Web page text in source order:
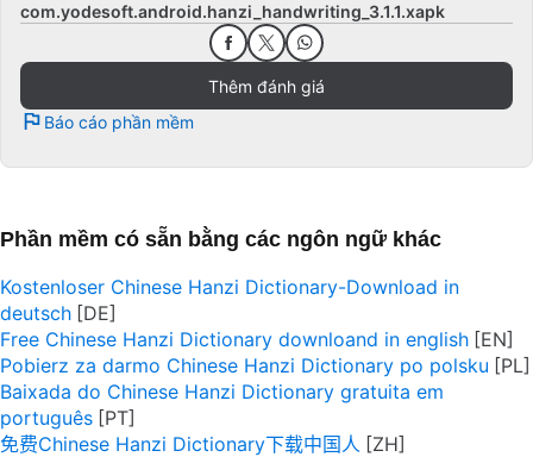
com.yodesoft.android.hanzi_handwriting_3.1.1.xapk
Thêm đánh giá
Báo cáo phần mềm
Phần mềm có sẵn bằng các ngôn ngữ khác
Kostenloser Chinese Hanzi Dictionary-Download in
deutsch
Free Chinese Hanzi Dictionary downloand in english
Pobierz za darmo Chinese Hanzi Dictionary po polsku
Baixada do Chinese Hanzi Dictionary gratuita em
português
免费Chinese Hanzi Dictionary下载中国人